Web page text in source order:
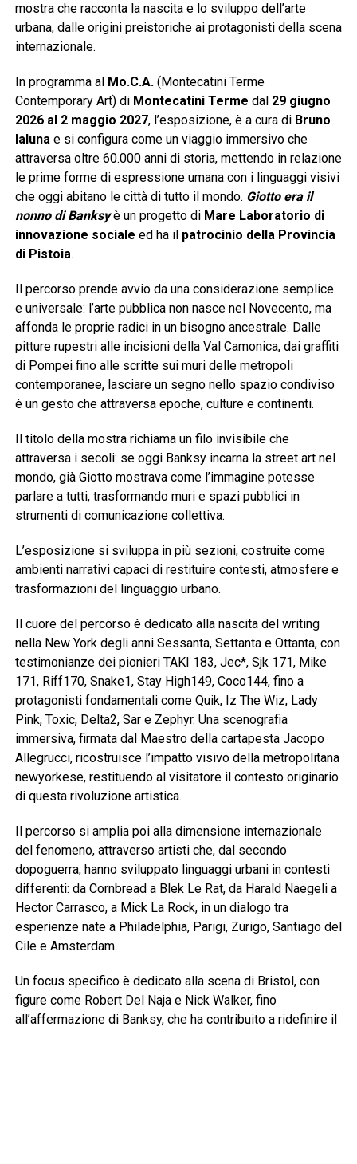
mostra che racconta la nascita e lo sviluppo dell’arte
urbana, dalle origini preistoriche ai protagonisti della scena
internazionale.
In programma al Mo.C.A.(Montecatini Terme
Contemporary Art) di Montecatini Terme dal 29 giugno
2026 al 2 maggio 2027, l’esposizione, è a cura di Bruno
Ialunae si configura come un viaggio immersivo che
attraversa oltre 60.000 anni di storia, mettendo in relazione
le prime forme di espressione umana con i linguaggi visivi
che oggi abitano le città di tutto il mondo. Giotto era il
nonno di Banksyè un progetto di Mare Laboratorio di
innovazione sociale ed ha il patrocinio della Provincia
di Pistoia.
Il percorso prende avvio da una considerazione semplice
e universale: l’arte pubblica non nasce nel Novecento, ma
affonda le proprie radici in un bisogno ancestrale. Dalle
pitture rupestri alle incisioni della Val Camonica, dai graffiti
di Pompei fino alle scritte sui muri delle metropoli
contemporanee, lasciare un segno nello spazio condiviso
è un gesto che attraversa epoche, culture e continenti.
Il titolo della mostra richiama un filo invisibile che
attraversa i secoli: se oggi Banksy incarna la street art nel
mondo, già Giotto mostrava come l’immagine potesse
parlare a tutti, trasformando muri e spazi pubblici in
strumenti di comunicazione collettiva.
L’esposizione si sviluppa in più sezioni, costruite come
ambienti narrativi capaci di restituire contesti, atmosfere e
trasformazioni del linguaggio urbano.
Il cuore del percorso è dedicato alla nascita del writing
nella New York degli anni Sessanta, Settanta e Ottanta, con
testimonianze dei pionieri TAKI 183, Jec*, Sjk 171, Mike
171, Riff170, Snake1, Stay High149, Coco144, fino a
protagonisti fondamentali come Quik, Iz The Wiz, Lady
Pink, Toxic, Delta2, Sar e Zephyr. Una scenografia
immersiva, firmata dal Maestro della cartapesta Jacopo
Allegrucci, ricostruisce l’impatto visivo della metropolitana
newyorkese, restituendo al visitatore il contesto originario
di questa rivoluzione artistica.
Il percorso si amplia poi alla dimensione internazionale
del fenomeno, attraverso artisti che, dal secondo
dopoguerra, hanno sviluppato linguaggi urbani in contesti
differenti: da Cornbread a Blek Le Rat, da Harald Naegeli a
Hector Carrasco, a Mick La Rock, in un dialogo tra
esperienze nate a Philadelphia, Parigi, Zurigo, Santiago del
Cile e Amsterdam.
Un focus specifico è dedicato alla scena di Bristol, con
figure come Robert Del Naja e Nick Walker, fino
all’affermazione di Banksy, che ha contribuito a ridefinire il